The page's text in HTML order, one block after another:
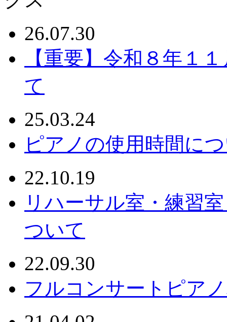
26.07.30
【重要】令和８年１
て
25.03.24
ピアノの使用時間に
22.10.19
リハーサル室・練習
ついて
22.09.30
フルコンサートピア